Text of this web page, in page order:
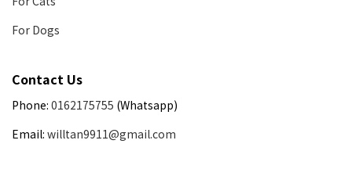
For Dogs
Contact Us
Phone: 0162175755 (Whatsapp)
Email: willtan9911@gmail.com